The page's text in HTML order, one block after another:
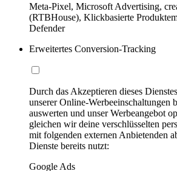
Meta-Pixel, Microsoft Advertising,
(RTBHouse), Klickbasierte
Defender
Erweitertes Conversion-Tracking
Durch das Akzeptieren dieses
unserer Online-Werbeeinschaltungen
auswerten und unser Werbeangebot
gleichen wir deine verschlüsselten
mit folgenden externen Anbietenden
Dienste bereits nutzt:
Google Ads